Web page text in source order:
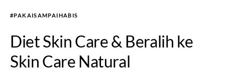
#PAKAISAMPAIHABIS
Diet Skin Care & Beralih ke
Skin Care Natural